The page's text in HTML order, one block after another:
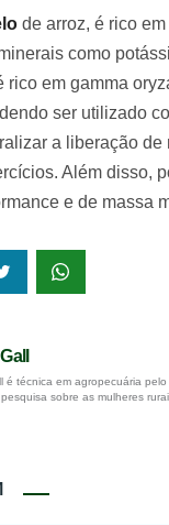
de arroz, é rico
como
rico em gamma
ser utilizado
a liberação de
Além disso,
e de massa
é técnica em agropecuária
sobre as mulheres